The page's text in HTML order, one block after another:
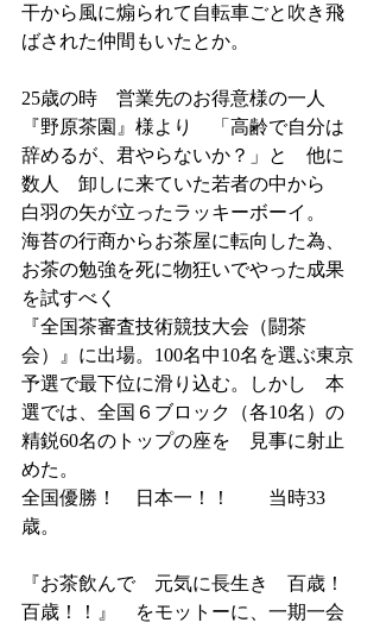
干から風に煽られて自転車ごと吹き飛
ばされた仲間もいたとか。
25歳の時　営業先のお得意様の一人
『野原茶園』様より　「高齢で自分は
辞めるが、君やらないか？」と　他に
数人　卸しに来ていた若者の中から
白羽の矢が立ったラッキーボーイ。
海苔の行商からお茶屋に転向した為、
お茶の勉強を死に物狂いでやった成果
を試すべく
『全国茶審査技術競技大会（闘茶
会）』に出場。100名中10名を選ぶ東京
予選で最下位に滑り込む。しかし　本
選では、全国６ブロック（各10名）の
精鋭60名のトップの座を　見事に射止
めた。
全国優勝！　日本一！！　　当時33
歳。
『お茶飲んで　元気に長生き　百歳！
百歳！！』　をモットーに、一期一会